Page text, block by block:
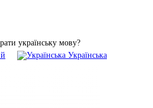
українську мову?
Українська